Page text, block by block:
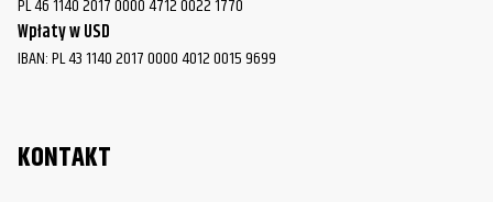
PL 46 1140 2017 0000 4712 0022 1770
Wpłaty w USD
IBAN: PL 43 1140 2017 0000 4012 0015 9699
KONTAKT